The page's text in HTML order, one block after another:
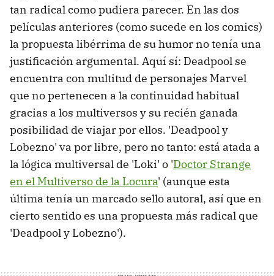
tan radical como pudiera parecer. En las dos
películas anteriores (como sucede en los comics)
la propuesta libérrima de su humor no tenía una
justificación argumental. Aquí sí: Deadpool se
encuentra con multitud de personajes Marvel
que no pertenecen a la continuidad habitual
gracias a los multiversos y su recién ganada
posibilidad de viajar por ellos. 'Deadpool y
Lobezno' va por libre, pero no tanto: está atada a
la lógica multiversal de 'Loki' o 'Doctor Strange
en el Multiverso de la Locura' (aunque esta
última tenía un marcado sello autoral, así que en
cierto sentido es una propuesta más radical que
'Deadpool y Lobezno').